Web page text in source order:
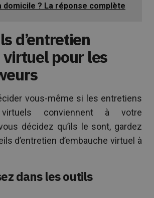
domicile ? La réponse complète
d’entretien
virtuel pour les
vous-même si les entretiens
virtuels conviennent à votre
décidez qu’ils le sont, gardez
d’entretien d’embauche virtuel à
dans les outils